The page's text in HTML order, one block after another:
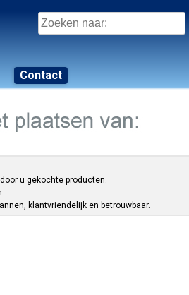
Zoeken
naar:
Contact
u gekochte producten.
klantvriendelijk en betrouwbaar.